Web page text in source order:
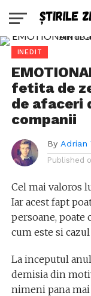
INEDIT
fetita de
de afaceri
companii
By Adrian
Published
Cel mai valoros
Iar acest fapt
persoane, poate
cum este si cazul
La inceputul
demisia din
nimeni pana